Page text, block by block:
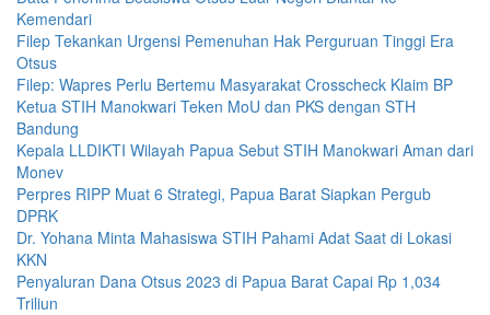
Kemendari
Filep Tekankan Urgensi Pemenuhan Hak Perguruan Tinggi Era
Otsus
Filep: Wapres Perlu Bertemu Masyarakat Crosscheck Klaim BP
Ketua STIH Manokwari Teken MoU dan PKS dengan STH
Bandung
Kepala LLDIKTI Wilayah Papua Sebut STIH Manokwari Aman dari
Monev
Perpres RIPP Muat 6 Strategi, Papua Barat Siapkan Pergub
DPRK
Dr. Yohana Minta Mahasiswa STIH Pahami Adat Saat di Lokasi
KKN
Penyaluran Dana Otsus 2023 di Papua Barat Capai Rp 1,034
Triliun